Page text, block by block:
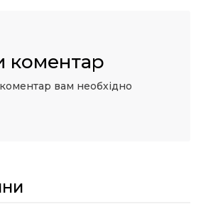
коментар
вам необхідно